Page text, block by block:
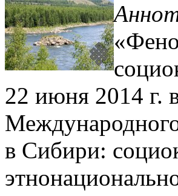
22 июня 2014 г.
в Сибири: